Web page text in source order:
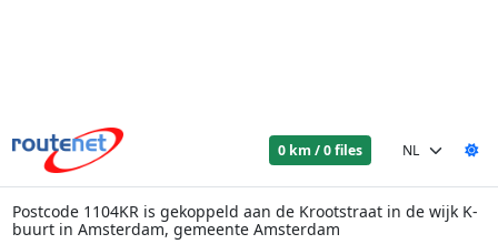
0 km / 0 files
Postcode 1104KR is gekoppeld aan de Krootstraat in de wijk K-
buurt in Amsterdam, gemeente Amsterdam